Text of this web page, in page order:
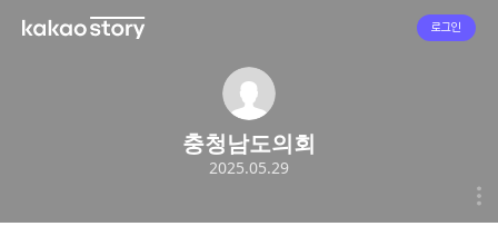
로그인
충청남도의회
2025.05.29